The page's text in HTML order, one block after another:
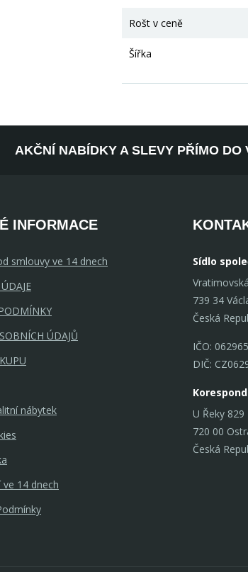
Rošt v ceně
Šířka
AKČNÍ NABÍDKY A SLEVY PŘÍMO DO
INFORMACE
smlouvy ve 14 dnech
ÚDAJŮ
nábytek
ve 14 dnech
Sídlo
739 34
Česká
IČO:
DIČ:
U Řeky 829
720 00
Česká